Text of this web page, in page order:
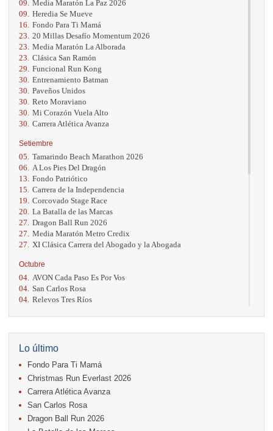
09. Media Maratón La Paz 2026
09. Heredia Se Mueve
16. Fondo Para Ti Mamá
23. 20 Millas Desafío Momentum 2026
23. Media Maratón La Alborada
23. Clásica San Ramón
29. Funcional Run Kong
30. Entrenamiento Batman
30. Paveños Unidos
30. Reto Moraviano
30. Mi Corazón Vuela Alto
30. Carrera Atlética Avanza
Setiembre
05. Tamarindo Beach Marathon 2026
06.
A Los Pies Del Dragón
13. Fondo Patriótico
15. Carrera de la Independencia
19. Corcovado Stage Race
20. La Batalla de las Marcas
27. Dragon Ball Run 2026
27. Media Maratón Metro Credix
27.
XI Clásica Carrera del Abogado y la Abogada
Octubre
04. AVON Cada Paso Es Por Vos
04. San Carlos Rosa
04. Relevos Tres Ríos
17. Caribe Paradise Run
18.
Casa Turire Trail Run
18. Warriors Run Circuit
18. Samsung Jacó Beach Half Marathon 2026
25. KRun by Under Armour
25. Run Alajuela
Noviembre
Lo último
Fondo Para Ti Mamá
Christmas Run Everlast 2026
Carrera Atlética Avanza
San Carlos Rosa
Dragon Ball Run 2026